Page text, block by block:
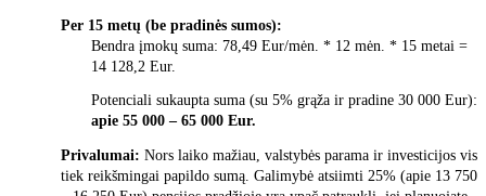
Per 15 metų (be pradinės sumos):
Bendra įmokų suma: 78,49 Eur/mėn. * 12 mėn. * 15 metai =
14 128,2 Eur.
Potenciali sukaupta suma (su 5% grąža ir pradine 30 000 Eur):
apie 55 000 – 65 000 Eur.
Privalumai: Nors laiko mažiau, valstybės parama ir investicijos vis
tiek reikšmingai papildo sumą. Galimybė atsiimti 25% (apie 13 750